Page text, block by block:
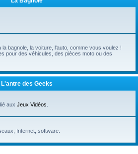
la bagnole, la voiture, l'auto, comme vous voulez !
pour des véhicules, des pièces moto ou des
L'antre des Geeks
aux Jeux Vidéos
Internet, software.